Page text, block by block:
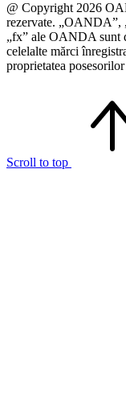
@ Copyright 2026
rezervate. „OANDA”,
„fx” ale OANDA sunt
celelalte mărci
proprietatea
Scroll to top